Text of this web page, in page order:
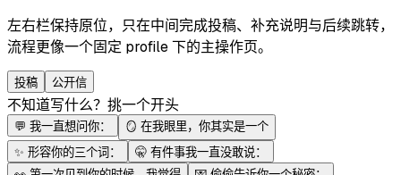
左右栏保持原位，只在中间完成投稿、补充说明与后续跳转，
流程更像一个固定 profile 下的主操作页。
投稿 公开信
不知道写什么？挑一个开头
💬 我一直想问你： 🪞 在我眼里，你其实是一个
✨ 形容你的三个词： 🤫 有件事我一直没敢说：